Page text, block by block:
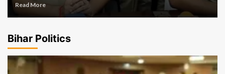
Read More
Bihar Politics